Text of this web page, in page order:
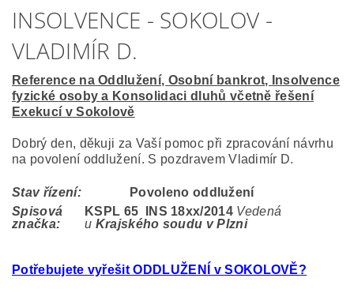
INSOLVENCE - SOKOLOV -
VLADIMÍR D.
Reference na Oddlužení, Osobní bankrot, Insolvence
fyzické osoby a Konsolidaci dluhů včetně řešení
Exekucí v Sokolově
Dobrý den, děkuji za Vaší pomoc při zpracování návrhu
na povolení oddlužení. S pozdravem Vladimír D.
Stav řízení:
Povoleno oddlužení
Spisová
značka:
KSPL 65 INS 18xx/2014 Vedená
u Krajského soudu v Plzni
Potřebujete vyřešit ODDLUŽENÍ v SOKOLOVĚ?